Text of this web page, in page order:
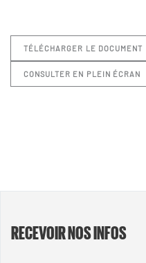
TÉLÉCHARGER LE DOCUMENT
CONSULTER EN PLEIN ÉCRAN
RECEVOIR NOS INFOS